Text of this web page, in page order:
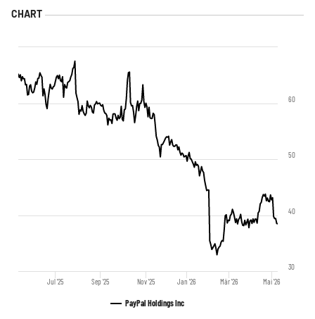
PayPal Holdings Inc
Jul '25 Sep '25 Nov '25 Jan '26 Mär '26 Mai '26
30
40
50
60